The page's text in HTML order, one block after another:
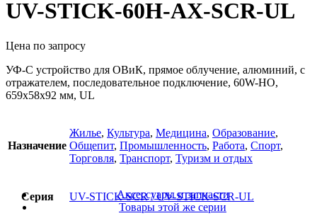
UV-STICK-60H-AX-SCR-UL
Цена по запросу
УФ-С устройство для ОВиК, прямое облучение, алюминий, с
отражателем, последовательное подключение, 60W-HO,
659x58x92 мм, UL
Назначение
Жилье, Культура, Медицина, Образование,
Общепит, Промышленность, Работа, Спорт,
Торговля, Транспорт, Туризм и отдых
Серия UV-STICK-SCR / UV-STICK-SCR-UL
Аксессуары и запчасти
Товары этой же серии